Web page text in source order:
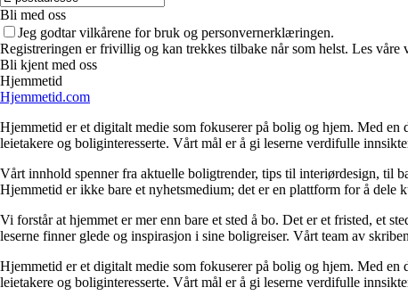
Bli med oss
Jeg godtar vilkårene for bruk og personvernerklæringen.
Registreringen er frivillig og kan trekkes tilbake når som helst. Les våre
Bli kjent med oss
Hjemmetid
Hjemmetid.com
Hjemmetid er et digitalt medie som fokuserer på bolig og hjem. Med
leietakere og boliginteresserte. Vårt mål er å gi leserne verdifulle
Vårt innhold spenner fra aktuelle boligtrender, tips til interiørdesign, til
Hjemmetid er ikke bare et nyhetsmedium; det er en plattform for å dele
Vi forstår at hjemmet er mer enn bare et sted å bo. Det er et fristed, et
leserne finner glede og inspirasjon i sine boligreiser. Vårt team av
Hjemmetid er et digitalt medie som fokuserer på bolig og hjem. Med
leietakere og boliginteresserte. Vårt mål er å gi leserne verdifulle